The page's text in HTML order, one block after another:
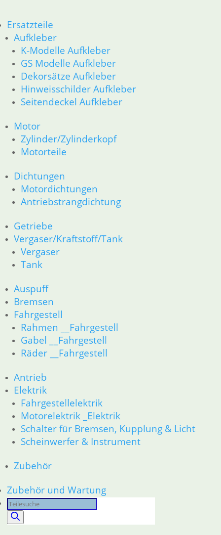
Ersatzteile
Aufkleber
K-Modelle Aufkleber
GS Modelle Aufkleber
Dekorsätze Aufkleber
Hinweisschilder Aufkleber
Seitendeckel Aufkleber
Motor
Zylinder/Zylinderkopf
Motorteile
Dichtungen
Motordichtungen
Antriebstrangdichtung
Getriebe
Vergaser/Kraftstoff/Tank
Vergaser
Tank
Auspuff
Bremsen
Fahrgestell
Rahmen __Fahrgestell
Gabel __Fahrgestell
Räder __Fahrgestell
Antrieb
Elektrik
Fahrgestellelektrik
Motorelektrik _Elektrik
Schalter für Bremsen, Kupplung & Licht
Scheinwerfer & Instrument
Zubehör
Zubehör und Wartung
Products
search
18 Auspuff
21 Kupplung
23 Getriebe
26 Kardanwelle
31 Telegabel
32 Lenkung
33 Antrieb
34 Bremsen
46 Rahmen & Verkleidung
51 Spiegel & Schlösser
61 Fahrzeugelektrik
63 Scheinwerfer
52 Sitzbank
Ersatzteile
K-Modelle Aufkleber
GS Modelle Aufkleber
Dekorsätze Aufkleber
Hinweisschilder Aufkleber
Seitendeckel Aufkleber
Zylinder/Zylinderkopf
Motorteile
Dichtungen
Motordichtungen
Antriebstrangdichtung
Getriebe
Vergaser/Kraftstoff/Tank
Tank
Auspuff
Bremsen
Fahrgestell
Rahmen __Fahrgestell
Gabel __Fahrgestell
Antrieb
Elektrik
Motorelektrik _Elektrik
Schalter für Bremsen, Kupplung & Licht